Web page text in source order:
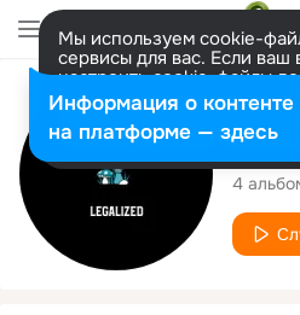
Мы используем cookie-
сервисы для вас. Если ваш
настроить cookie-файлы
представитель. Больше
Разрешить все
4
Информация о контенте
на платформе — здесь